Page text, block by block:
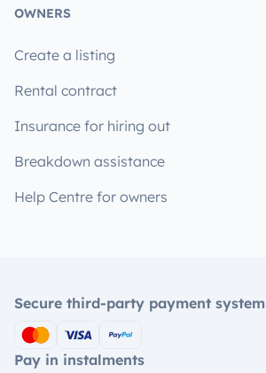
OWNERS
Create a listing
Rental contract
Insurance for hiring out
Breakdown assistance
Help Centre for owners
Secure third-party payment system
Pay in instalments